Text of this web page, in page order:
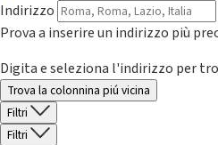
Indirizzo
Prova a inserire un indirizzo più
Digita e seleziona l'indirizzo per
Trova la colonnina piú vicina
Filtri
Filtri